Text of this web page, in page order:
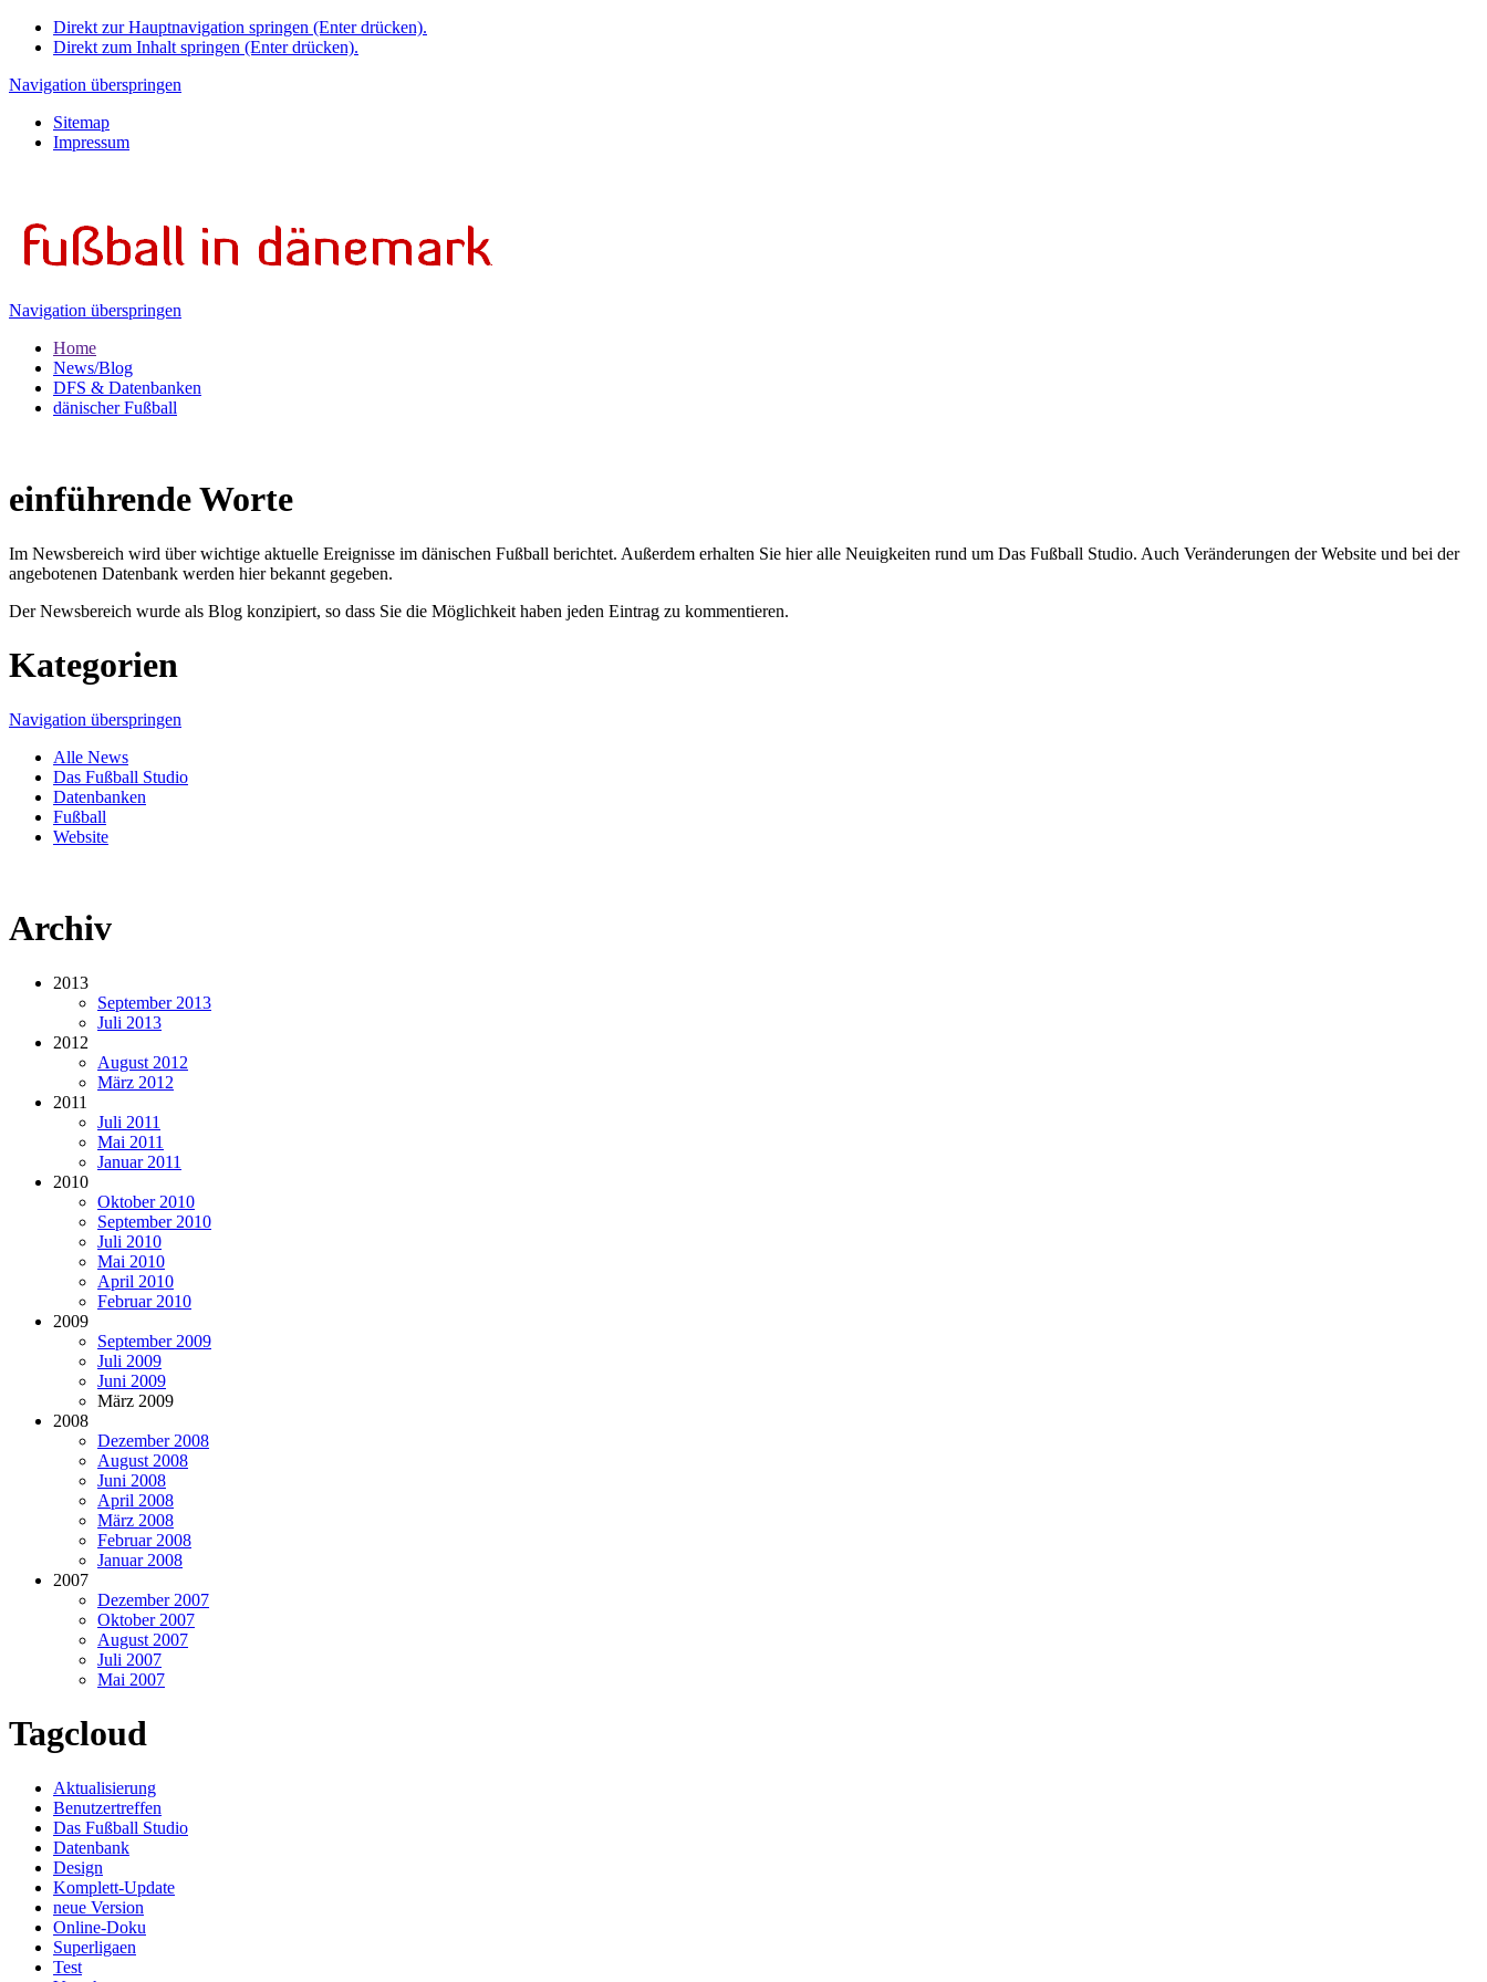
Direkt zur Hauptnavigation springen (Enter drücken).
Direkt zum Inhalt springen (Enter drücken).
Navigation überspringen
Sitemap
Impressum
Navigation überspringen
Home
News/Blog
DFS & Datenbanken
dänischer Fußball
einführende Worte
Im Newsbereich wird über wichtige aktuelle Ereignisse im dänischen Fußball berichtet. Außerdem erhalten Sie hier alle Neuigkeiten rund um Das Fußball Studio. Auch Veränderungen der Website und bei der
angebotenen Datenbank werden hier bekannt gegeben.
Der Newsbereich wurde als Blog konzipiert, so dass Sie die Möglichkeit haben jeden Eintrag zu kommentieren.
Kategorien
Navigation überspringen
Alle News
Das Fußball Studio
Datenbanken
Fußball
Website
Archiv
2013
September 2013
Juli 2013
2012
August 2012
März 2012
2011
Juli 2011
Mai 2011
Januar 2011
2010
Oktober 2010
September 2010
Juli 2010
Mai 2010
April 2010
Februar 2010
2009
September 2009
Juli 2009
Juni 2009
März 2009
2008
Dezember 2008
August 2008
Juni 2008
April 2008
März 2008
Februar 2008
Januar 2008
2007
Dezember 2007
Oktober 2007
August 2007
Juli 2007
Mai 2007
Tagcloud
Aktualisierung
Benutzertreffen
Das Fußball Studio
Datenbank
Design
Komplett-Update
neue Version
Online-Doku
Superligaen
Test